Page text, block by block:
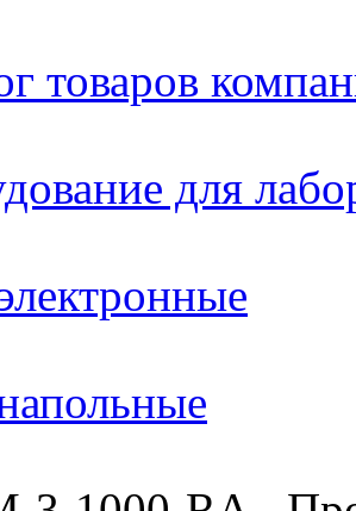
товаров
для